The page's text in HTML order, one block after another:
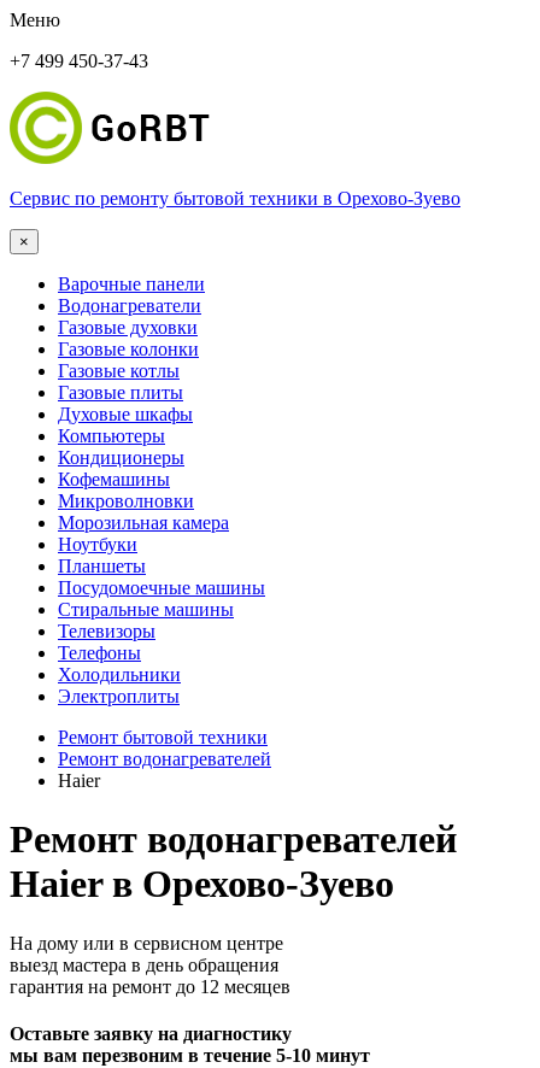
Меню
+7 499 450-37-43
Сервис по ремонту бытовой техники в Орехово-Зуево
×
Варочные панели
Водонагреватели
Газовые духовки
Газовые колонки
Газовые котлы
Газовые плиты
Духовые шкафы
Компьютеры
Кондиционеры
Кофемашины
Микроволновки
Морозильная камера
Ноутбуки
Планшеты
Посудомоечные машины
Стиральные машины
Телевизоры
Телефоны
Холодильники
Электроплиты
Ремонт бытовой техники
Ремонт водонагревателей
Haier
Ремонт водонагревателей
Haier в Орехово-Зуево
На дому или в сервисном центре
выезд мастера в день обращения
гарантия на ремонт до 12 месяцев
Оставьте заявку на диагностику
мы вам перезвоним в течение 5-10 минут